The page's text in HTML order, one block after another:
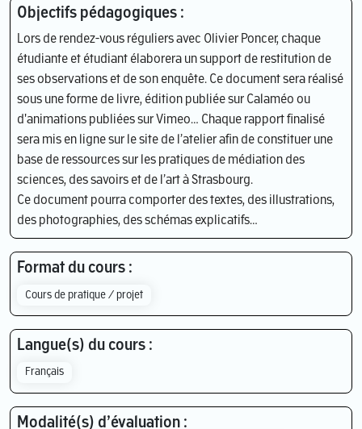
Objectifs pédagogiques :
Lors de rendez-vous réguliers avec Olivier Poncer, chaque
étudiante et étudiant élaborera un support de restitution de
ses observations et de son enquête. Ce document sera réalisé
sous une forme de livre, édition publiée sur Calaméo ou
d'animations publiées sur Vimeo… Chaque rapport finalisé
sera mis en ligne sur le site de l’atelier afin de constituer une
base de ressources sur les pratiques de médiation des
sciences, des savoirs et de l’art à Strasbourg.
Ce document pourra comporter des textes, des illustrations,
des photographies, des schémas explicatifs…
Format du cours :
Cours de pratique / projet
Langue(s) du cours :
Français
Modalité(s) d’évaluation :